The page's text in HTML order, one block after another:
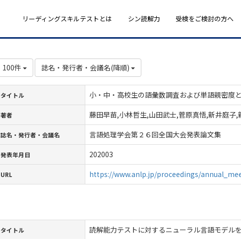
リーディングスキルテストとは シン読解力 受検をご検討の方へ
100件 誌名・発行者・会議名(降順)
タイトル 小・中・高校生の語彙数調査および単語親密度
著者 藤田早苗,小林哲生,山田武士,菅原真悟,新井庭子,
誌名・発行者・会議名 言語処理学会第２６回全国大会発表論文集
発表年月日 202003
URL https://www.anlp.jp/proceedings/
タイトル 読解能力テストに対するニューラル言語モデル